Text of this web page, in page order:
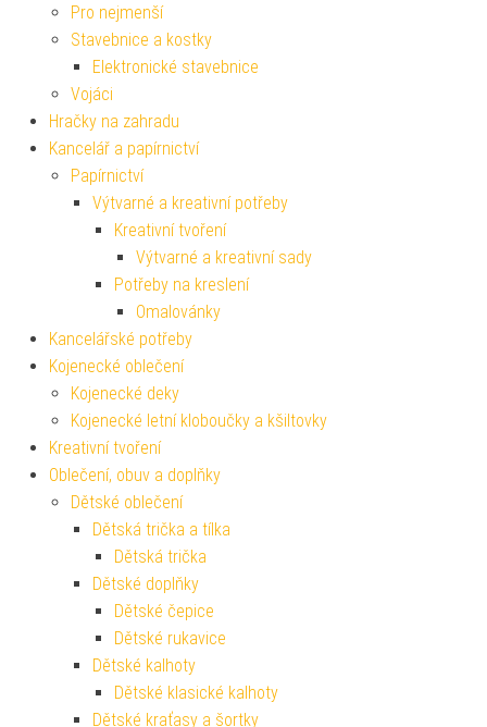
Pro nejmenší
Stavebnice a kostky
Elektronické stavebnice
Vojáci
Hračky na zahradu
Kancelář a papírnictví
Papírnictví
Výtvarné a kreativní potřeby
Kreativní tvoření
Výtvarné a kreativní sady
Potřeby na kreslení
Omalovánky
Kancelářské potřeby
Kojenecké oblečení
Kojenecké deky
Kojenecké letní kloboučky a kšiltovky
Kreativní tvoření
Oblečení, obuv a doplňky
Dětské oblečení
Dětská trička a tílka
Dětská trička
Dětské doplňky
Dětské čepice
Dětské rukavice
Dětské kalhoty
Dětské klasické kalhoty
Dětské kraťasy a šortky